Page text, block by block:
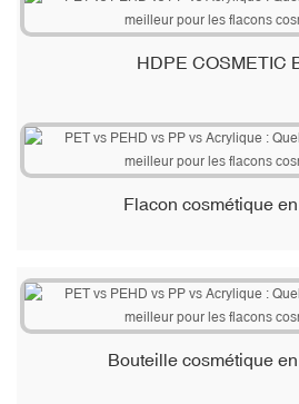
HDPE COSMETIC
Flacon cosmétique
Bouteille cosmétique